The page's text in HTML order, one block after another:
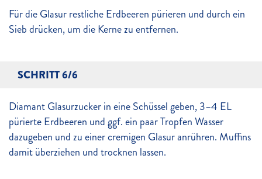
Für die Glasur restliche Erdbeeren pürieren und durch ein
Sieb drücken, um die Kerne zu entfernen.
SCHRITT 6/6
Diamant Glasurzucker in eine Schüssel geben, 3–4 EL
pürierte Erdbeeren und ggf. ein paar Tropfen Wasser
dazugeben und zu einer cremigen Glasur anrühren. Muffins
damit überziehen und trocknen lassen.